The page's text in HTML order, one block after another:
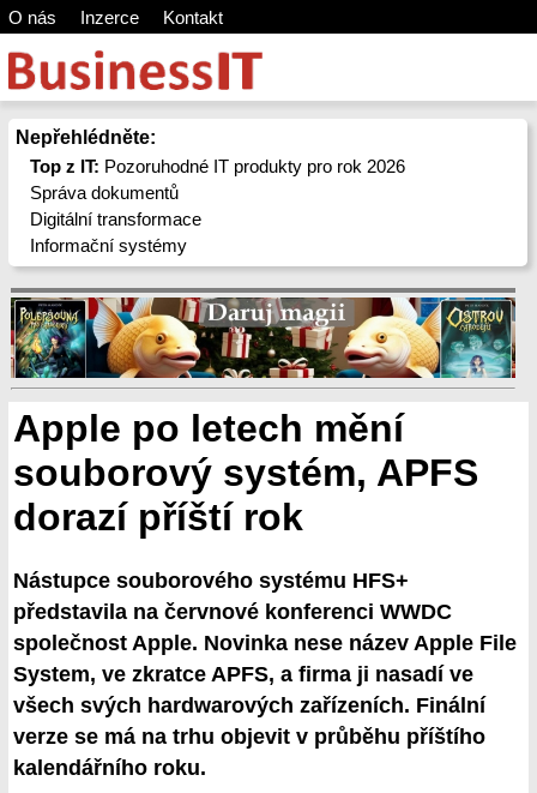
O nás Inzerce Kontakt
Nepřehlédněte:
Top z IT: Pozoruhodné IT produkty pro rok 2026
Správa dokumentů
Digitální transformace
Informační systémy
Apple po letech mění
souborový systém, APFS
dorazí příští rok
Nástupce souborového systému HFS+
představila na červnové konferenci WWDC
společnost Apple. Novinka nese název Apple File
System, ve zkratce APFS, a firma ji nasadí ve
všech svých hardwarových zařízeních. Finální
verze se má na trhu objevit v průběhu příštího
kalendářního roku.